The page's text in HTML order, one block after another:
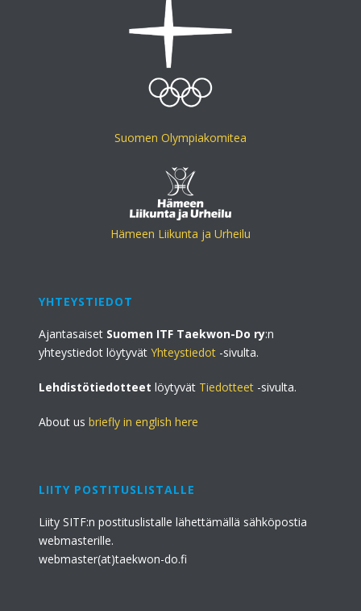
Suomen Olympiakomitea
Hämeen Liikunta ja Urheilu
YHTEYSTIEDOT
Ajantasaiset Suomen ITF Taekwon-Do ry:n
yhteystiedot löytyvätYhteystiedot -sivulta.
Lehdistötiedotteet löytyvät Tiedotteet -sivulta.
About usbriefly in english here
LIITY POSTITUSLISTALLE
Liity SITF:n postituslistalle lähettämällä sähköpostia
webmasterille.
webmaster(at)taekwon-do.fi